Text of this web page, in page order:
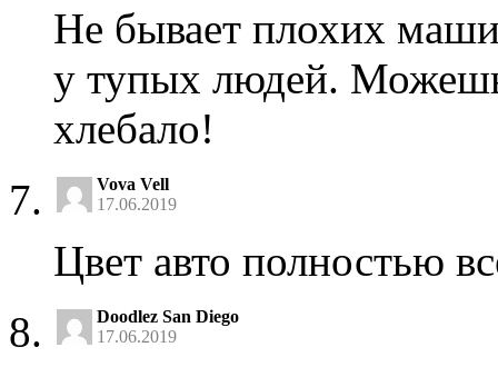
Не бывает плохих
у тупых людей.
хлебало!
Vova Vell
17.06.2019
Цвет авто полностью
Doodlez San Diego
17.06.2019